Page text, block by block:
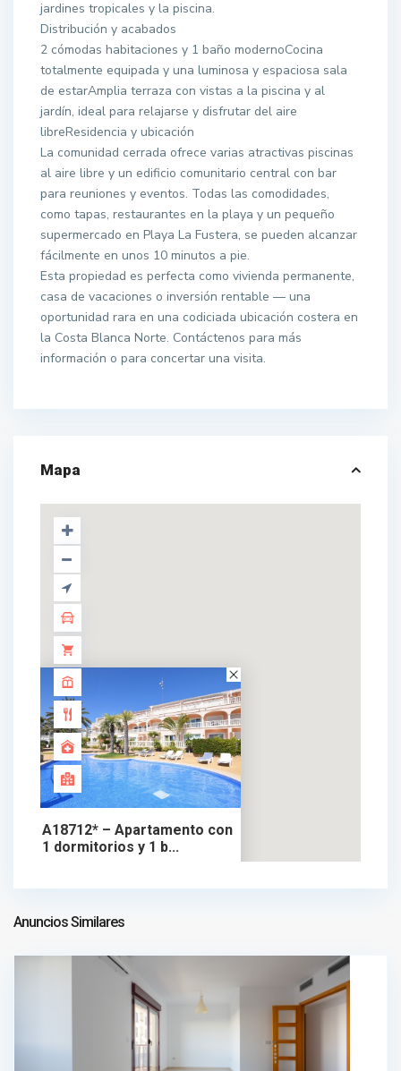
jardines tropicales y la piscina.
Distribución y acabados
2 cómodas habitaciones y 1 baño modernoCocina
totalmente equipada y una luminosa y espaciosa sala
de estarAmplia terraza con vistas a la piscina y al
jardín, ideal para relajarse y disfrutar del aire
libreResidencia y ubicación
La comunidad cerrada ofrece varias atractivas piscinas
al aire libre y un edificio comunitario central con bar
para reuniones y eventos. Todas las comodidades,
como tapas, restaurantes en la playa y un pequeño
supermercado en Playa La Fustera, se pueden alcanzar
fácilmente en unos 10 minutos a pie.
Esta propiedad es perfecta como vivienda permanente,
casa de vacaciones o inversión rentable — una
oportunidad rara en una codiciada ubicación costera en
la Costa Blanca Norte. Contáctenos para más
información o para concertar una visita.
Mapa
A18712* – Apartamento con
1 dormitorios y 1 b...
330.000 €
Anuncios Similares